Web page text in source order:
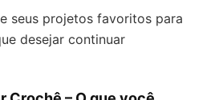
seus projetos favoritos para
desejar continuar